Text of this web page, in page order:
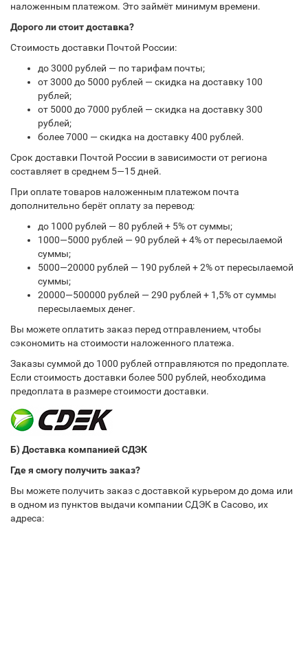
наложенным платежом. Это займёт минимум времени.
Дорого ли стоит доставка?
Стоимость доставки Почтой России:
до 3000 рублей — по тарифам почты;
от 3000 до 5000 рублей — скидка на доставку 100
рублей;
от 5000 до 7000 рублей — скидка на доставку 300
рублей;
более 7000 — скидка на доставку 400 рублей.
Срок доставки Почтой России в зависимости от региона
составляет в среднем 5—15 дней.
При оплате товаров наложенным платежом почта
дополнительно берёт оплату за перевод:
до 1000 рублей — 80 рублей + 5% от суммы;
1000—5000 рублей — 90 рублей + 4% от пересылаемой
суммы;
5000—20000 рублей — 190 рублей + 2% от пересылаемой
суммы;
20000—500000 рублей — 290 рублей + 1,5% от суммы
пересылаемых денег.
Вы можете оплатить заказ перед отправлением, чтобы
сэкономить на стоимости наложенного платежа.
Заказы суммой до 1000 рублей отправляются по предоплате.
Если стоимость доставки более 500 рублей, необходима
предоплата в размере стоимости доставки.
Б) Доставка компанией СДЭК
Где я смогу получить заказ?
Вы можете получить заказ с доставкой курьером до дома или
в одном из пунктов выдачи компании СДЭК в Сасово, их
адреса: